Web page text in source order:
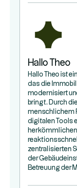
Hallo Theo
Hallo Theo ist
das die
modernisiert
bringt. Durch
menschlichem
digitalen Tools
zentralisierten
der
Betreuung der